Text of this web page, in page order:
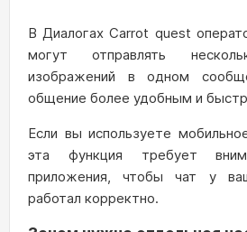
В Диалогах Carrot quest
могут отправлять
изображений в одном
общение более удобным и
Если вы используете
эта функция требует
приложения, чтобы чат у
работал корректно.